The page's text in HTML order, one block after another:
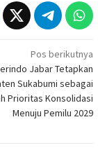
Pos berikutnya
Jabar Tetapkan
Sukabumi sebagai
Prioritas Konsolidasi
Menuju Pemilu 2029